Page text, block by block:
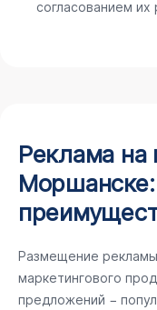
согласованием
Реклама на
Моршанске:
Размещение
маркетингового
предложений −